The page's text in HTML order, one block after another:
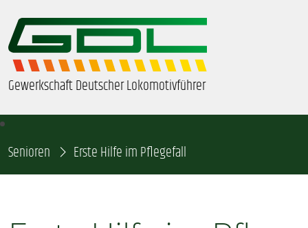
Gewerkschaft Deutscher Lokomotivführer
ÜBER UNS
Senioren Erste Hilfe im Pflegefall